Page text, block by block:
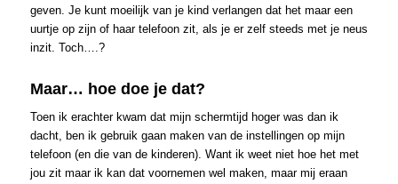
geven. Je kunt moeilijk van je kind verlangen dat het maar een
uurtje op zijn of haar telefoon zit, als je er zelf steeds met je neus
inzit. Toch….?
Maar… hoe doe je dat?
Toen ik erachter kwam dat mijn schermtijd hoger was dan ik
dacht, ben ik gebruik gaan maken van de instellingen op mijn
telefoon (en die van de kinderen). Want ik weet niet hoe het met
jou zit maar ik kan dat voornemen wel maken, maar mij eraan